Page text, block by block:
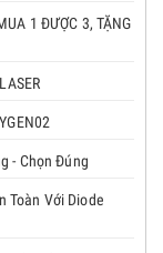
1 ĐƯỢC 3, TẶNG
- Chọn Đúng
Toàn Với Diode